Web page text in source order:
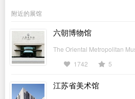
附近的展馆
六朝博物馆
The Oriental Metropolitan
1742
5
江苏省美术馆